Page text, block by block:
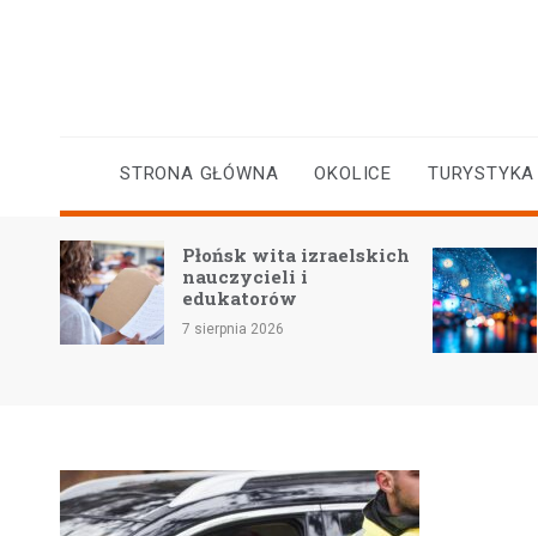
STRONA GŁÓWNA OKOLICE TURYSTYKA
Płońsk wita izraelskich
nauczycieli i
edukatorów
7 sierpnia 2026